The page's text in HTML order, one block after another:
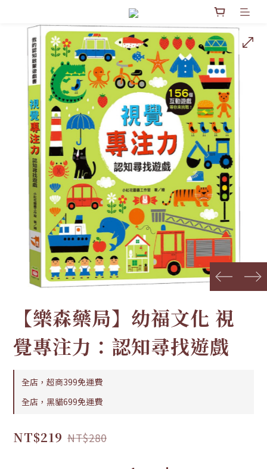
prev next
【樂森藥局】幼福文化 視
覺專注力：認知尋找遊戲
全店，超商399免運費
全店，黑貓699免運費
NT$219 NT$280